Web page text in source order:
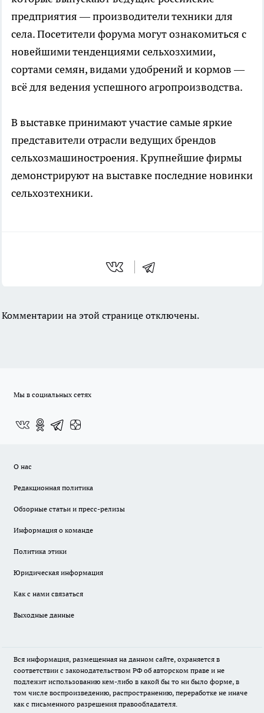
предприятия — производители техники для
села. Посетители форума могут ознакомиться с
новейшими тенденциями сельхозхимии,
сортами семян, видами удобрений и кормов —
всё для ведения успешного агропроизводства.
В выставке принимают участие самые яркие
представители отрасли ведущих брендов
сельхозмашиностроения. Крупнейшие фирмы
демонстрируют на выставке последние новинки
сельхозтехники.
Комментарии на этой странице отключены.
Мы в социальных сетях
О нас
Редакционная политика
Обзорные статьи и пресс-релизы
Информация о команде
Политика этики
Юридическая информация
Как с нами связаться
Выходные данные
Вся информация, размещенная на данном сайте, охраняется в
соответствии с законодательством РФ об авторском праве и не
подлежит использованию кем-либо в какой бы то ни было форме, в
том числе воспроизведению, распространению, переработке не иначе
как с письменного разрешения правообладателя.